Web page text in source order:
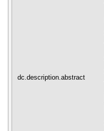
dc.description.abstract